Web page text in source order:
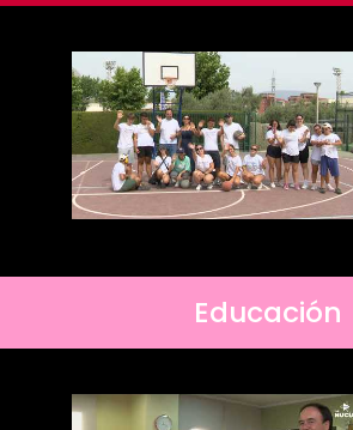
Educación